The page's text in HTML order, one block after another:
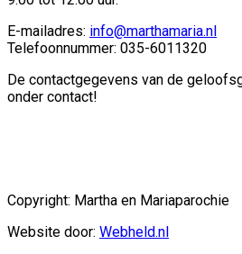
E-mailadres: info@marthamaria.nl
Telefoonnummer: 035-6011320
De contactgegevens van de
onder contact!
Copyright: Martha en Mariaparochie
Website door: Webheld.nl